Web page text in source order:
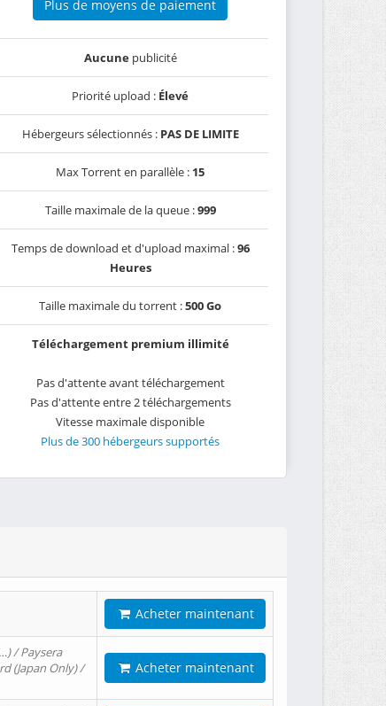
Plus de moyens de paiement
Aucunepublicité
Priorité upload : Élevé
Hébergeurs sélectionnés : PAS DE LIMITE
Max Torrent en parallèle : 15
Taille maximale de la queue :999
Temps de download et d'upload maximal :96
Heures
Taille maximale du torrent :500 Go
Téléchargement premium illimité
Pas d'attente avant téléchargement
Pas d'attente entre 2 téléchargements
Vitesse maximale disponible
Plus de 300 hébergeurs supportés
Acheter maintenant
/ Paysera
(Japan Only) /
Acheter maintenant